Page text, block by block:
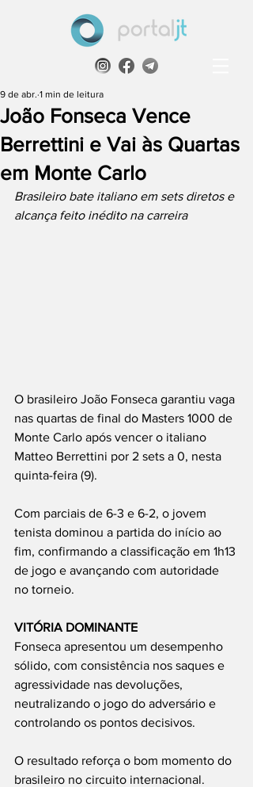
João Fonseca Vence
Berrettini e Vai às Quartas
em Monte Carlo
9 de abr. 1 min de leitura
Brasileiro bate italiano em sets diretos e
alcança feito inédito na carreira
O brasileiro João Fonseca garantiu vaga
nas quartas de final do Masters 1000 de
Monte Carlo após vencer o italiano
Matteo Berrettini por 2 sets a 0, nesta
quinta-feira (9).
Com parciais de 6-3 e 6-2, o jovem
tenista dominou a partida do início ao
fim, confirmando a classificação em 1h13
de jogo e avançando com autoridade
no torneio.
VITÓRIA DOMINANTE
Fonseca apresentou um desempenho
sólido, com consistência nos saques e
agressividade nas devoluções,
neutralizando o jogo do adversário e
controlando os pontos decisivos.
O resultado reforça o bom momento do
brasileiro no circuito internacional.